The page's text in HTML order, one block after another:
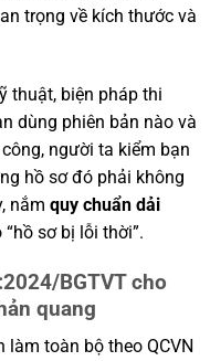
trọng về kích thước và
thuật, biện pháp thi
dùng phiên bản nào và
người ta kiểm bạn
hồ sơ đó phải không
nắm quy chuẩn dải
sơ bị lỗi thời”.
BGTVT cho
quang
toàn bộ theo QCVN